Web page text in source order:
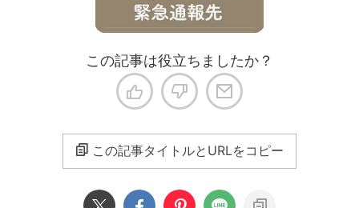
この記事は役立ちましたか？
この記事タイトルとURLをコピー